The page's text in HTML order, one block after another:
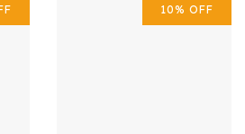
10% OFF